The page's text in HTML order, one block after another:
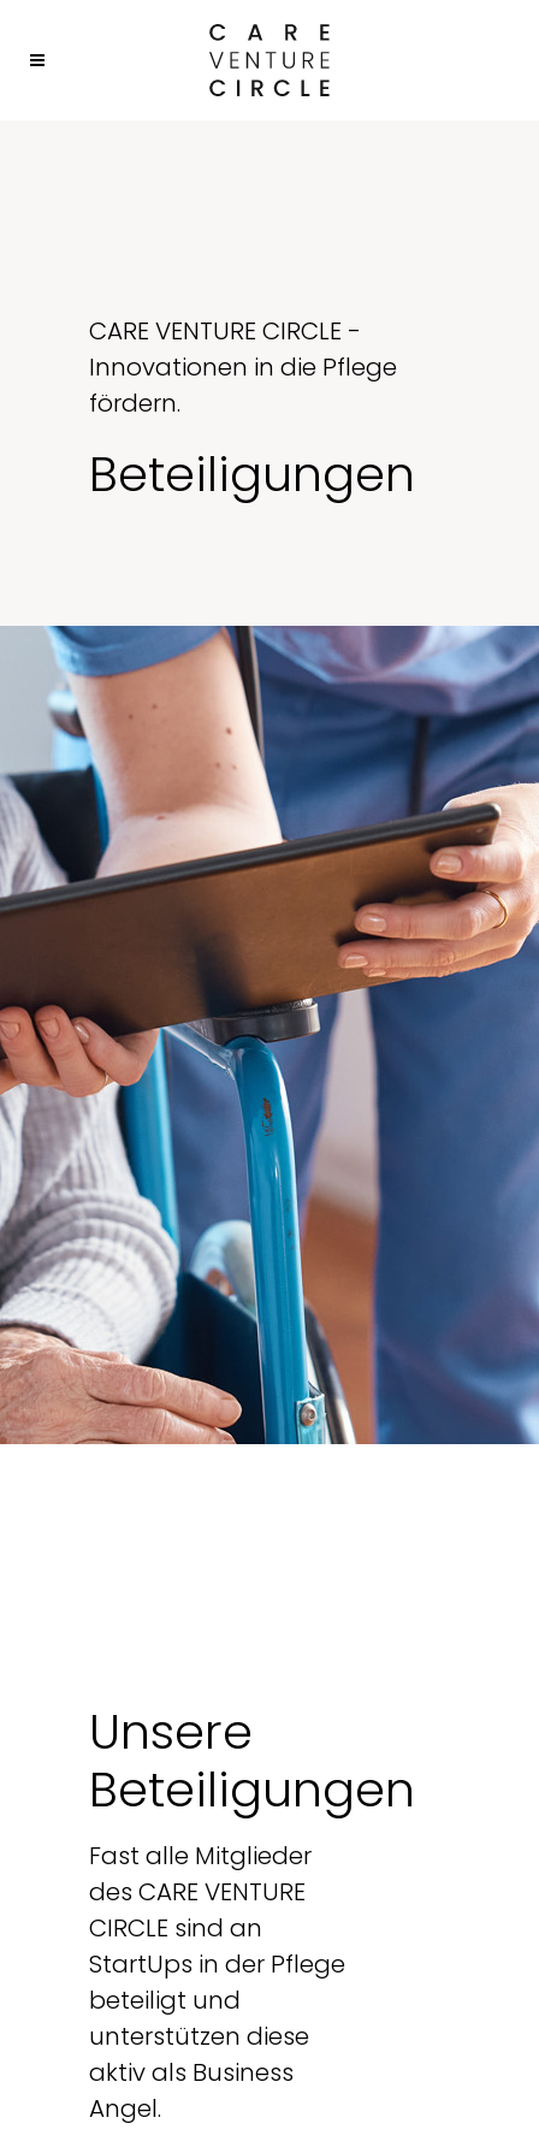
CARE VENTURE CIRCLE -
Innovationen in die Pflege
fördern.
Beteiligungen
Unsere
Beteiligungen
Fast alle Mitglieder
des CARE VENTURE
CIRCLE sind an
StartUps in der Pflege
beteiligt und
unterstützen diese
aktiv als Business
Angel.